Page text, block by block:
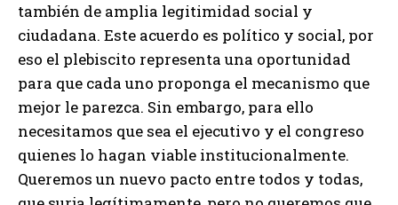
también de amplia legitimidad social y
ciudadana. Este acuerdo es político y social, por
eso el plebiscito representa una oportunidad
para que cada uno proponga el mecanismo que
mejor le parezca. Sin embargo, para ello
necesitamos que sea el ejecutivo y el congreso
quienes lo hagan viable institucionalmente.
Queremos un nuevo pacto entre todos y todas,